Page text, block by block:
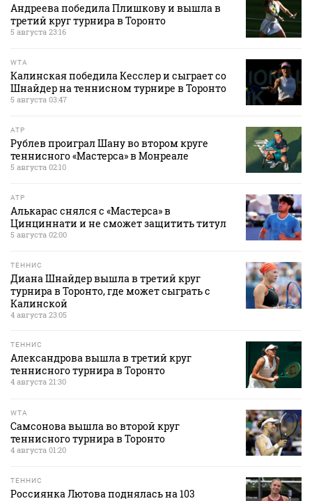
Андреева победила Плишкову и вышла в
третий круг турнира в Торонто
5 августа 23:16
WTA
Калинская победила Кесслер и сыграет со
Шнайдер на теннисном турнире в Торонто
5 августа 03:47
ATP
Рублев проиграл Шану во втором круге
теннисного «Мастерса» в Монреале
5 августа 02:10
ATP
Алькарас снялся с «Мастерса» в
Цинциннати и не сможет защитить титул
5 августа 02:00
ТЕННИС
Диана Шнайдер вышла в третий круг
турнира в Торонто, где может сыграть с
Калинской
4 августа 23:05
ТЕННИС
Александрова вышла в третий круг
теннисного турнира в Торонто
4 августа 21:30
WTA
Самсонова вышла во второй круг
теннисного турнира в Торонто
4 августа 01:20
ТЕННИС
Россиянка Лютова поднялась на 103